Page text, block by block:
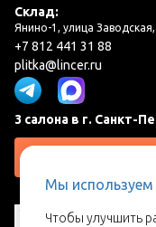
Склад:
Янино-1, улица Заводская,
+7 812 441 31 88
plitka@lincer.ru
3 салона в г. Санкт-
Мы
Чтобы улучшить